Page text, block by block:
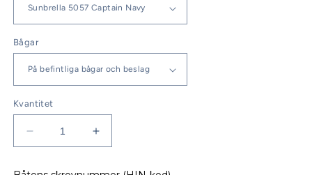
Bågar
Kvantitet
Minska
kvantitet
Öka
kvantitet